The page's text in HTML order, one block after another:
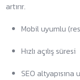
artırır.
Mobil uyumlu
Hızlı açılış süresi
SEO altyapısına